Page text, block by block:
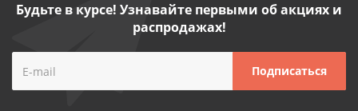
Будьте в курсе! Узнавайте первыми об акциях и
распродажах!